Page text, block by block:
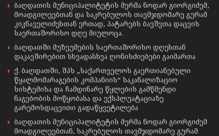
ბაღდათის მუნიციპალიტეტის მერმა ნოდარ გიორგიძემ,
მოადგილეებთან და საკრებულოს თავმჯდომარე გურამ
კიკნაველიძესთან ერთად, პატარებს ბავშვთა დაცვის
საერთაშორისო დღე მიულოცა.
ბაღდათში მუზეუმების საერთაშორისო დღესთან
დაკავშირებით სხვადასხვა ღონისძიებები გაიმართა
ქ. ბაღდათში, შპს „საქართველოს გაერთიანებული
წყალმომარაგების კომპანიის“ საკანალიზაციო
სისტემისა და ჩამდინარე წყლების გამწმენდი
ნაგებობის მოწყობასა და ექსპლუატაციაზე
გარემოსდაცვითი გადაწყვეტილება
ბაღდათის მუნიციპალიტეტის მერმა ნოდარ გიორგიძემ
მოადგილეებთან, საკრებულოს თავმჯდომარე გურამ